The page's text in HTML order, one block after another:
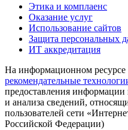
Этика и комплаенс
Оказание услуг
Использование сайтов
Защита персональных
ИТ аккредитация
На информационном ресурсе
рекомендательные
предоставления информации
и анализа сведений,
пользователей сети
Российской Федерации)